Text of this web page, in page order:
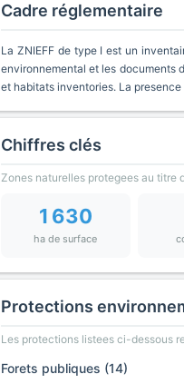
Cadre réglementaire
La ZNIEFF de type I est un
environnemental et les documents
et habitats inventories. La
Chiffres clés
Zones naturelles protegees au titre
1 630
ha de surface
Protections
Les protections listees ci-dessous
Forets publiques (14)